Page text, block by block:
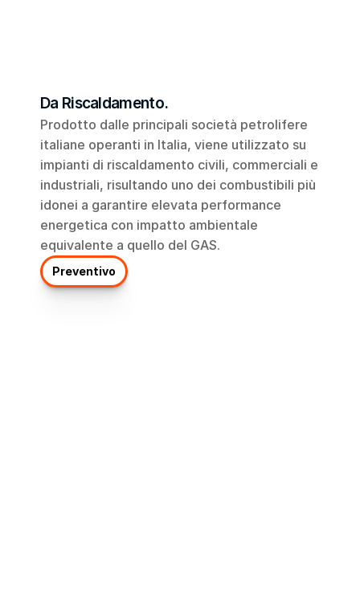
Da Riscaldamento.
Prodotto dalle principali società petrolifere
italiane operanti in Italia, viene utilizzato su
impianti di riscaldamento civili, commerciali e
industriali, risultando uno dei combustibili più
idonei a garantire elevata performance
energetica con impatto ambientale
equivalente a quello del GAS.
Preventivo